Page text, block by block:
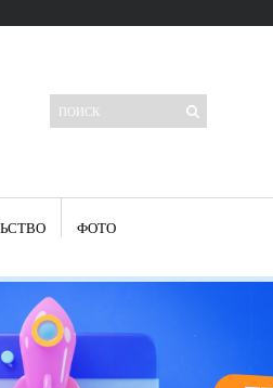
традиции древних самураев
особенности
– гордость любой хозяйки
инструкции
планирование и монтаж
столовая группа для кухни
ФОТО